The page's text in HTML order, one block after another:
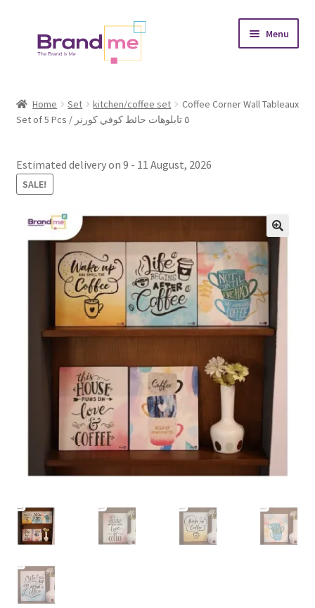
Menu
child
Coasters
Occasions
Placement
menu
Expand
child
menu
Home Set kitchen/coffee set
Coffee Corner Wall Tableaux
Set of 5 Pcs / ٥ تابلوهات حائط كوفي كورنر
Estimated delivery on 9 - 11 August, 2026
SALE!